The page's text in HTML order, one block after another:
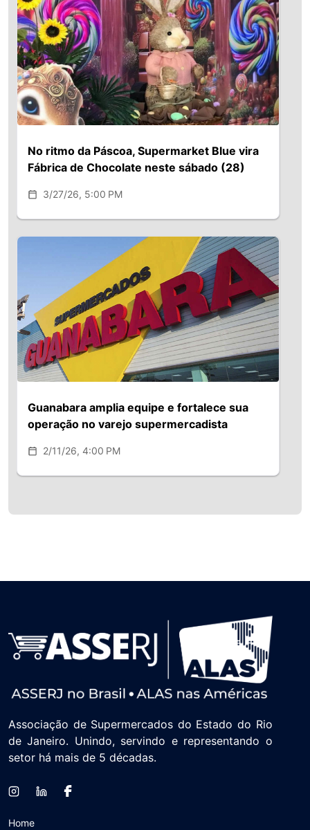
No ritmo da Páscoa, Supermarket Blue vira
Fábrica de Chocolate neste sábado (28)
3/27/26, 5:00 PM
Guanabara amplia equipe e fortalece sua
operação no varejo supermercadista
2/11/26, 4:00 PM
Associação de Supermercados do Estado do Rio
de Janeiro. Unindo, servindo e representando o
setor há mais de 5 décadas.
Home